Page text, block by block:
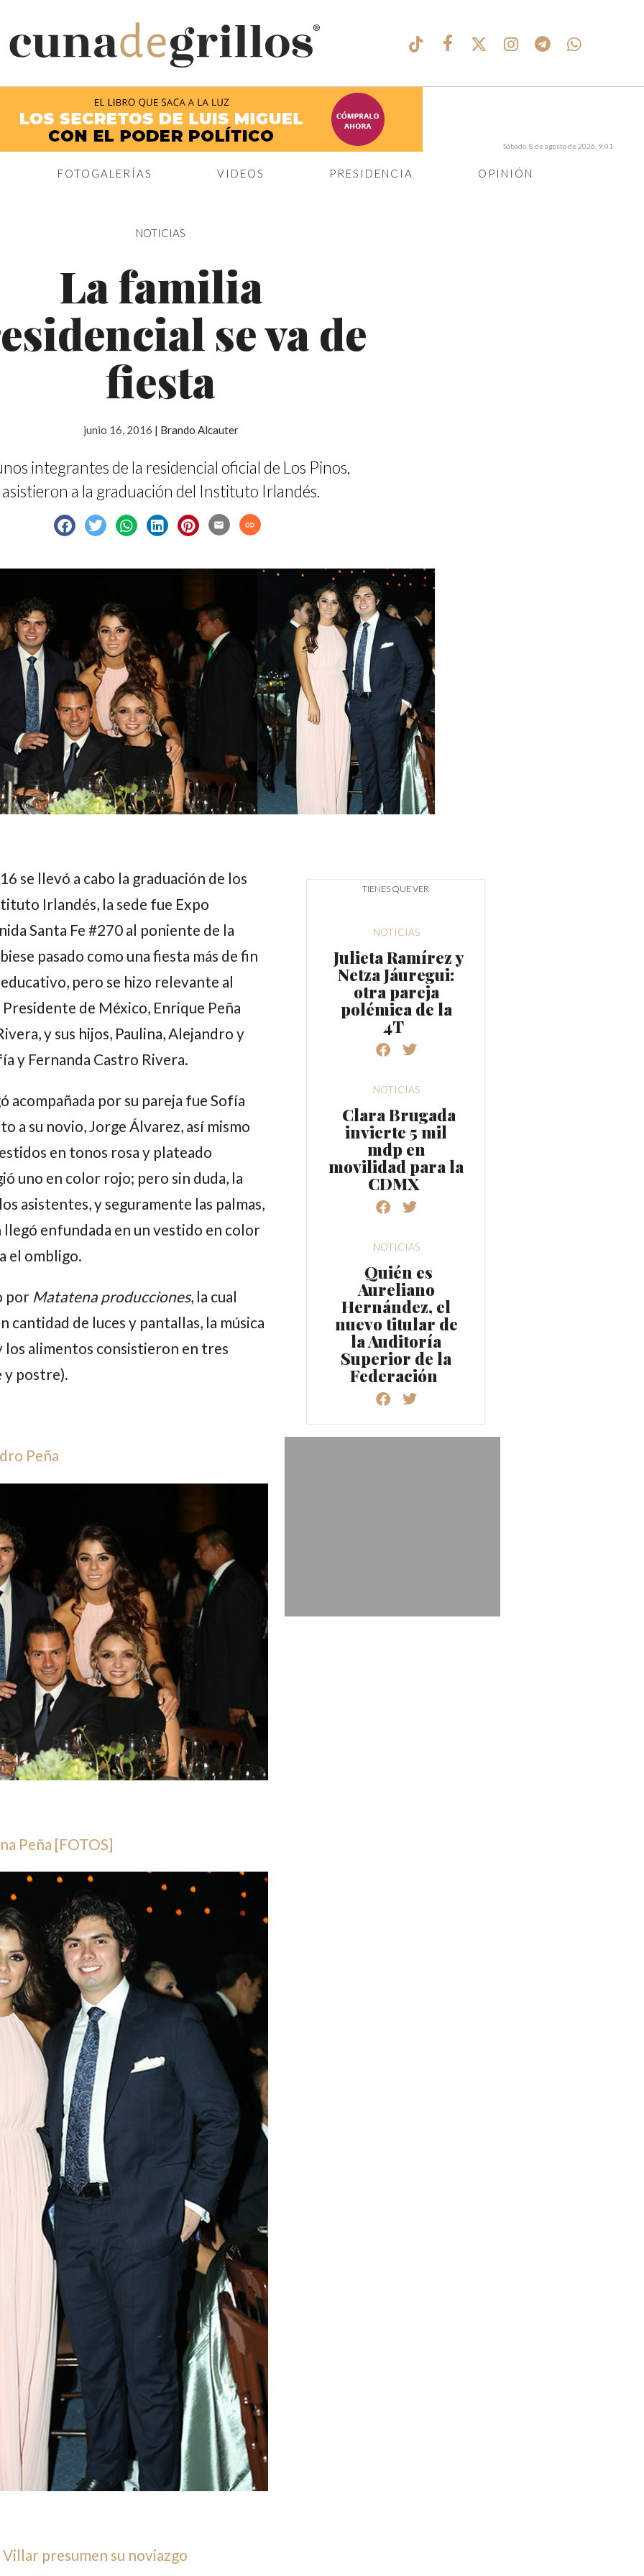
®
FOTOGALERÍAS VIDEOS PRESIDENCIA OPINIÓN
Sábado, 8 de agosto de 2026, 9:01
NOTICIAS
La familia
se va de
fiesta
junio 16, 2016 | Brando Alcauter
integrantes de la residencial oficial de Los Pinos,
asistieron a la graduación del Instituto Irlandés.
email link
se llevó a cabo la graduación de los
Irlandés, la sede fue Expo
Santa Fe #270 al poniente de la
pasado como una fiesta más de fin
pero se hizo relevante al
de México, Enrique Peña
, y sus hijos, Paulina,Alejandro y
y Fernanda Castro Rivera.
acompañada por su pareja fue Sofía
a su novio, Jorge Álvarez, así mismo
en tonos rosa y plateado
uno en color rojo; pero sin duda, la
asistentes, y seguramente las palmas,
llegó enfundada en un vestido en color
el ombligo.
por Matatena producciones, la cual
cantidad de luces y pantallas, la música
los alimentos consistieron en tres
y postre).
Peña
Peña [FOTOS]
presumen su noviazgo
TIENES QUE VER
NOTICIAS
Julieta Ramírez y
Netza Jáuregui:
otra pareja
polémica de la
4T
NOTICIAS
Clara Brugada
invierte 5 mil
mdp en
movilidad para la
CDMX
NOTICIAS
Quién es
Aureliano
Hernández, el
nuevo titular de
la Auditoría
Superior de la
Federación